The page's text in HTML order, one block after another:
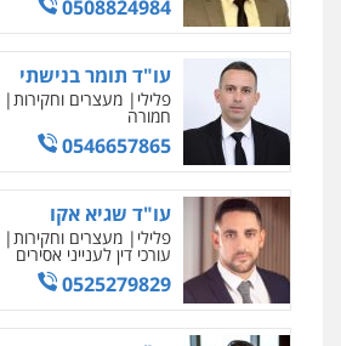
0508824984
עו"ד תומר בנישתי
פלילי מעצרים וחקירות
חמורה
0546657865
עו"ד שגיא אקו
פלילי מעצרים וחקירות
עורכי דין לענייני אסירים
0525279829